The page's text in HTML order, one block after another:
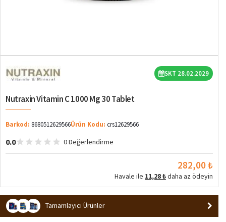
SKT 28.02.2029
Nutraxin Vitamin C 1000 Mg 30 Tablet
Barkod: 8680512629566Ürün Kodu: crs12629566
0.0 0 Değerlendirme
282,00 ₺
Havale ile 11,28 ₺daha az ödeyin
Tamamlayıcı Ürünler